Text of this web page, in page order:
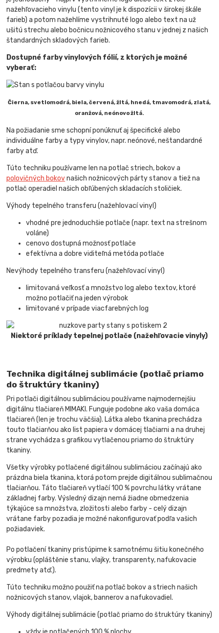
nažehľovacieho vinylu (tento vinyl je k dispozícii v širokej škále
farieb) a potom nažehlíme vystrihnuté logo alebo text na už
ušitú strechu alebo bočnicu nožnicového stanu v jednej z našich
štandardných skladových farieb.
Dostupné farby vinylových fólií, z ktorých je možné
vyberať:
Čierna, svetlomodrá, biela, červená, žltá, hnedá, tmavomodrá, zlatá,
oranžová, neónovo žltá.
Na požiadanie sme schopní ponúknuť aj špecifické alebo
individuálne farby a typy vinylov, napr. neónové, neštandardné
farby atď.
Túto techniku používame len na potlač striech, bokov a
polovičných bokovnašich nožnicových párty stanov a tiež na
potlač operadiel našich obľúbených skladacích stoličiek.
Výhody tepelného transferu (nažehlovací vinyl)
vhodné pre jednoduchšie potlače (napr. text na strešnom
voláne)
cenovo dostupná možnosť potlače
efektívna a dobre viditeľná metóda potlače
Nevýhody tepelného transferu (nažehľovací vinyl)
limitovaná veľkosť a množstvo log alebo textov, ktoré
možno potlačiť na jeden výrobok
limitované v prípade viacfarebných log
Niektoré príklady tepelnej potlače (nažehľovacie vinyly)
Technika digitálnej sublimácie (potlač priamo
do štruktúry tkaniny)
Pri potlači digitálnou sublimáciou používame najmodernejšiu
digitálnu tlačiareň MIMAKI. Funguje podobne ako vaša domáca
tlačiareň (len je trochu väčšia). Látka alebo tkanina prechádza
touto tlačiarňou ako list papiera v domácej tlačiarni a na druhej
strane vychádza s grafikou vytlačenou priamo do štruktúry
tkaniny.
Všetky výrobky potlačené digitálnou sublimáciou začínajú ako
prázdna biela tkanina, ktorá potom prejde digitálnou sublimačnou
tlačiarňou. Táto tlačiareň vytlačí 100 % povrchu látky vrátane
základnej farby. Výsledný dizajn nemá žiadne obmedzenia
týkajúce sa množstva, zložitosti alebo farby - celý dizajn
vrátane farby pozadia je možné nakonfigurovať podľa vašich
požiadaviek.
Po potlačení tkaniny pristúpime k samotnému šitiu konečného
výrobku (opláštěnie stanu, vlajky, transparenty, nafukovacie
predmety atď.).
Túto techniku možno použiť na potlač bokov a striech našich
nožnicových stanov, vlajok, bannerov a nafukovadiel.
Výhody digitálnej sublimácie (potlač priamo do štruktúry tkaniny)